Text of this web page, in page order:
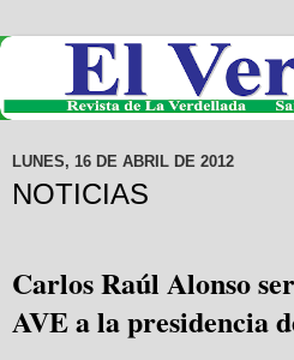
LUNES, 16 DE ABRIL DE 2012
NOTICIAS
Carlos Raúl Alonso
AVE a la presidencia